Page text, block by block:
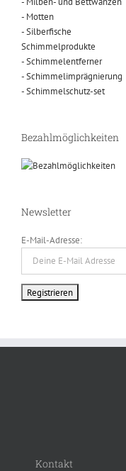
- Motten
- Silberfische
Schimmelprodukte
- Schimmelentferner
- Schimmelimprägnierung
- Schimmelschutz-set
Bezahlmöglichkeiten
Newsletter
E-Mail-Adresse:
Kontakt